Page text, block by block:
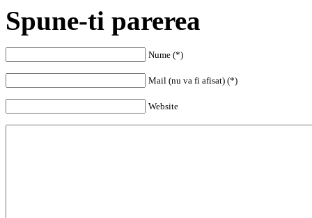
Spune-ti parerea
Nume (*)
Mail (nu va fi afisat) (*)
Website